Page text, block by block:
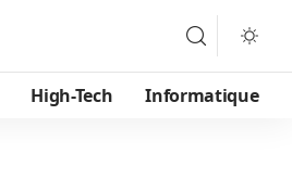
High-Tech Informatique